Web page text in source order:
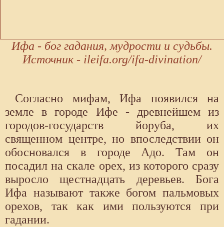
Ифа - бог гадания, мудрости и судьбы.
Источник - ileifa.org/ifa-divination/
Согласно мифам, Ифа появился на
земле в городе Ифе - древнейшем из
городов-государств йоруба, их
священном центре, но впоследствии он
обосновался в городе Адо. Там он
посадил на скале орех, из которого сразу
выросло щестнадцать деревьев. Бога
Ифа называют также богом пальмовых
орехов, так как ими пользуются при
гадании.